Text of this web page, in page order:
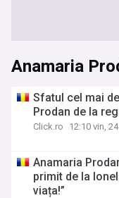
Anamaria
Sfatul cel mai
Prodan de la
Click.ro 12:10 vin, 24
Anamaria
primit de la
viața!”